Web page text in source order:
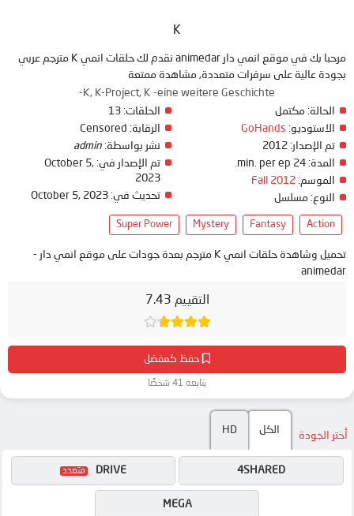
التقييم 7.43
حفظ كمفضل
يتابعه 41 شخصًا
K
مرحبا بك في موقع انمي دار animedar نقدم لك حلقات انمي K مترجم عربي
بجودة عالية على سرفرات متعددة, مشاهدة ممتعة
K, K-Project, K -eine weitere Geschichte-
الحالة: مكتمل
الاستوديو: GoHands
تم الإصدار:
المدة:
الموسم: Fall 2012
النوع: مسلسل
الحلقات: 13
الرقابة:
نشر بواسطة: admin
تم الإصدار في: October 5,
2023
تحديث في: October 5, 2023
Action
Fantasy
Mystery
Super Power
تحميل وشاهدة حلقات انمي K مترجم بعدة جودات على موقع انمي دار -
animedar
أختر الجودة الكل HD
MEGA
4SHARED
DRIVE